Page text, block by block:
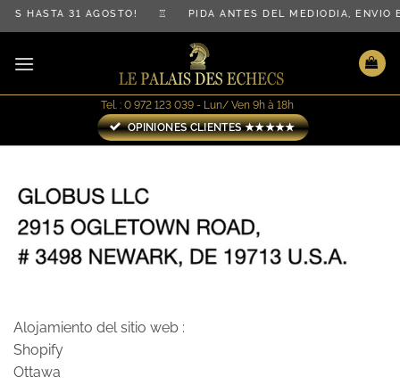
Saltar
al
contenido
HASTA 31 AGOSTO! ♖ PIDA ANTES DEL MEDIODÍA,
Tel. : 0 972 123 039 - Lun/ Ven 9h à 18h
OPINIONES CLIENTES ★★★★★
Alojamiento del sitio web :
Shopify
Ottawa